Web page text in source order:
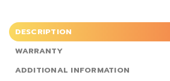
DESCRIPTION
WARRANTY
ADDITIONAL INFORMATION